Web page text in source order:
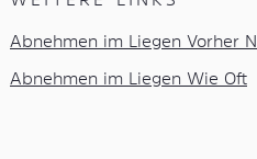
Abnehmen im Liegen Vorher
Abnehmen im Liegen Wie Oft